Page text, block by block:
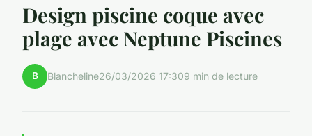
Design piscine coque avec
plage avec Neptune Piscines
B Blancheline26/03/2026 17:309 min de lecture